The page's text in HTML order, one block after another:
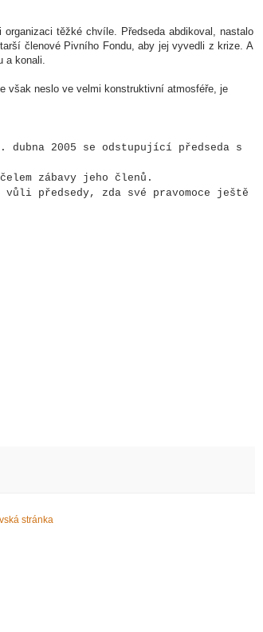
těžké chvíle. Předseda abdikoval, nastalo
členové Pivního Fondu, aby jej vyvedli z krize. A
a konali.
však neslo ve velmi konstruktivní atmosféře, je
dubna 2005 se odstupující předseda s
zábavy jeho členů.
předsedy, zda své pravomoce ještě
stránka